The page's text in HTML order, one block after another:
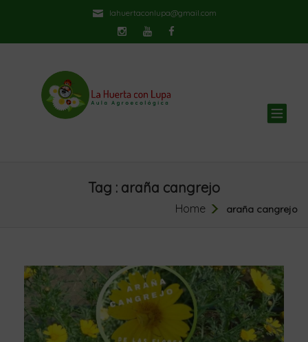
lahuertaconlupa@gmail.com
Tag : araña cangrejo
Home araña cangrejo